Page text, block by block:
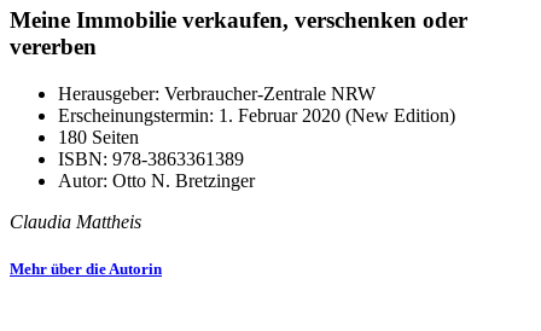
Meine Immobilie verkaufen, verschenken oder
vererben
Herausgeber: Verbraucher-Zentrale NRW
Erscheinungstermin: 1. Februar 2020 (New Edition)
180 Seiten
ISBN: 978-3863361389
Autor: Otto N. Bretzinger
Claudia Mattheis
Mehr über die Autorin